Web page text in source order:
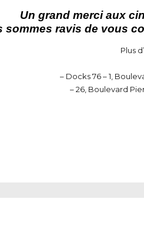
Un grand merci aux
sommes ravis de vous
Plus
– Docks 76 – 1,
– 26, Boulevard